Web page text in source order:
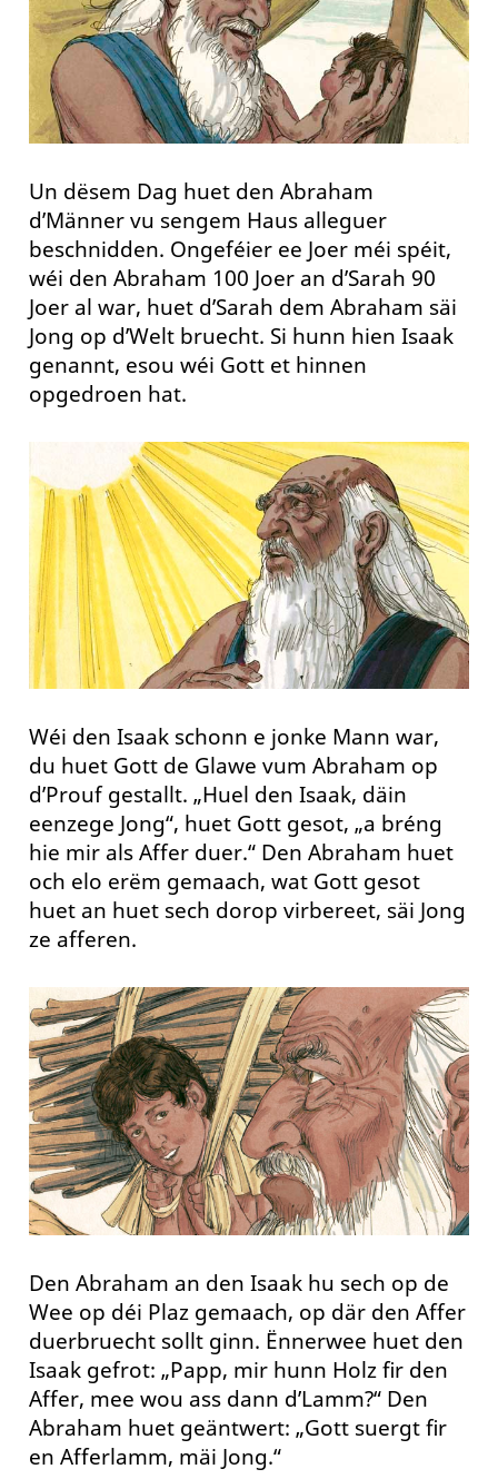
Un dësem Dag huet den Abraham
d’Männer vu sengem Haus alleguer
beschnidden. Ongeféier ee Joer méi spéit,
wéi den Abraham 100 Joer an d’Sarah 90
Joer al war, huet d’Sarah dem Abraham säi
Jong op d’Welt bruecht. Si hunn hien Isaak
genannt, esou wéi Gott et hinnen
opgedroen hat.
Wéi den Isaak schonn e jonke Mann war,
du huet Gott de Glawe vum Abraham op
d’Prouf gestallt. „Huel den Isaak, däin
eenzege Jong“, huet Gott gesot, „a bréng
hie mir als Affer duer.“ Den Abraham huet
och elo erëm gemaach, wat Gott gesot
huet an huet sech dorop virbereet, säi Jong
ze afferen.
Den Abraham an den Isaak hu sech op de
Wee op déi Plaz gemaach, op där den Affer
duerbruecht sollt ginn. Ënnerwee huet den
Isaak gefrot: „Papp, mir hunn Holz fir den
Affer, mee wou ass dann d’Lamm?“ Den
Abraham huet geäntwert: „Gott suergt fir
en Afferlamm, mäi Jong.“